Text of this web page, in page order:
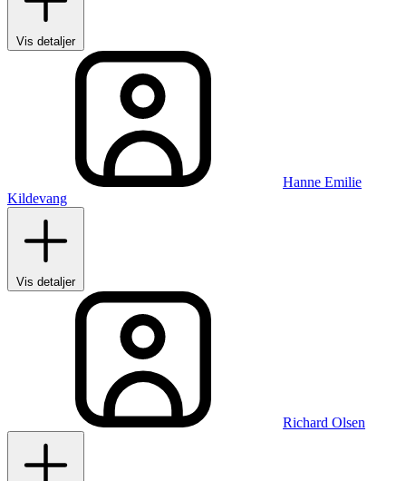
Vis detaljer
Hanne Emilie
Kildevang
Vis detaljer
Richard Olsen